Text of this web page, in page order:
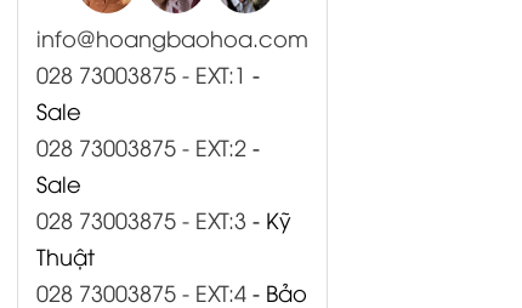
info@hoangbaohoa.com
028 73003875 - EXT:1 -
Sale
028 73003875 - EXT:2 -
Sale
028 73003875 - EXT:3 - Kỹ
Thuật
028 73003875 - EXT:4 - Bảo